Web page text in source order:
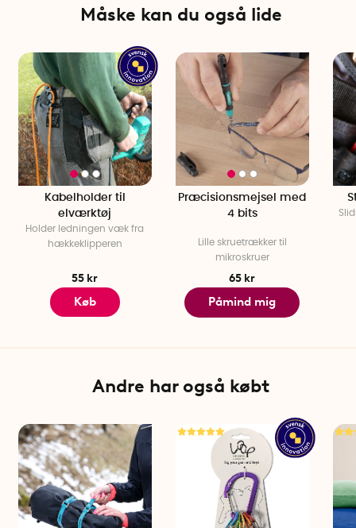
Måske kan du også lide
Kabelholder til
elværktøj
Holder ledningen væk fra
hækkeklipperen
55 kr
Køb
Præcisionsmejsel med
4 bits
Lille skruetrækker til
mikroskruer
65 kr
Påmind mig
Andre har også købt